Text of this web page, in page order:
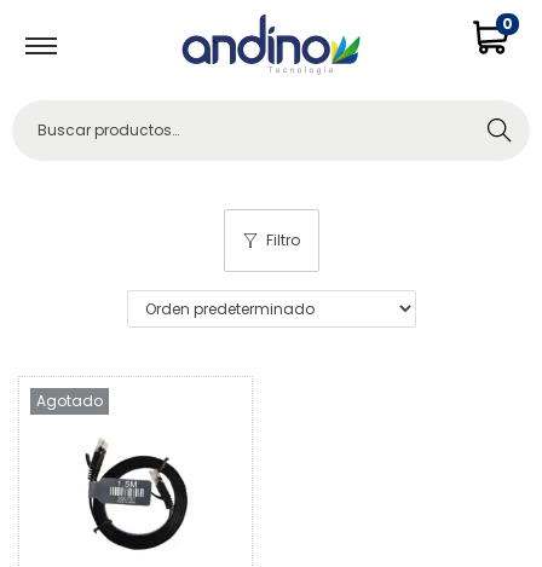
0
Buscar
Filtro
Agotado